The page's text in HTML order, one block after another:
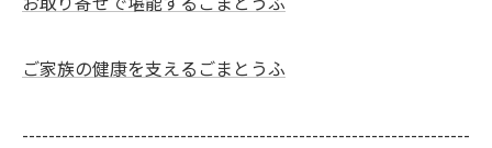
ご家族の健康を支えるごまとうふ
--------------------------------------------------------------------